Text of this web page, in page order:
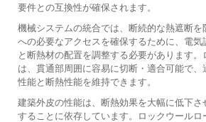
要件との互換性が確保されます。
機械システムの統合では、断続的な熱遮断を
への必要なアクセスを確保するために、電
と断熱材の配置を調整する必要があります
は、貫通部周囲に容易に切断・適合可能で、
性能と断熱性能を維持できます。
建築外皮の性能は、断熱効果を大幅に低下
することに依存しています。ロックウールロ